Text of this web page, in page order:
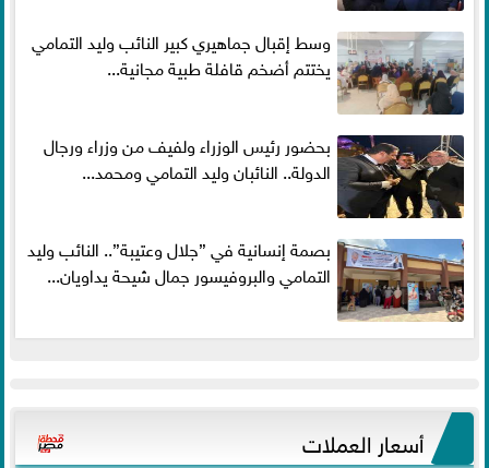
وسط إقبال جماهيري كبير النائب وليد التمامي
يختتم أضخم قافلة طبية مجانية...
بحضور رئيس الوزراء ولفيف من وزراء ورجال
الدولة.. النائبان وليد التمامي ومحمد...
بصمة إنسانية في ”جلال وعتيبة”.. النائب وليد
التمامي والبروفيسور جمال شيحة يداويان...
أسعار العملات